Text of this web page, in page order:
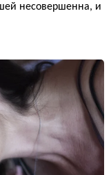
несовершенна, и